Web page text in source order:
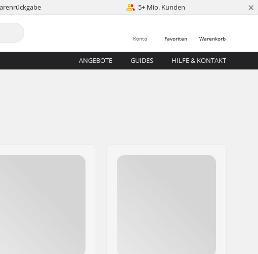
5+ Mio. Kunden ×
Warenkorb
Favoriten
Konto
ANGEBOTE GUIDES HILFE & KONTAKT